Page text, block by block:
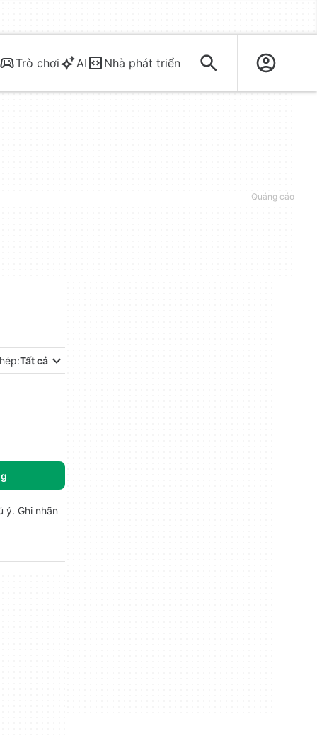
Trò chơi AI Nhà phát triển
Tất cả
ý. Ghi nhãn